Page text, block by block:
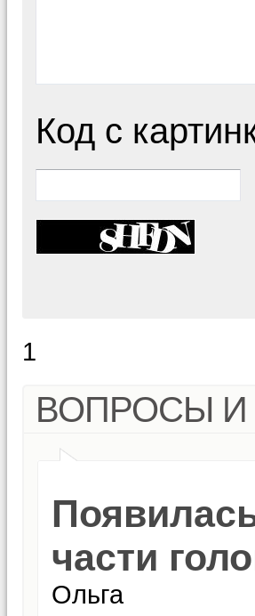
Код с
1
ВОПРОСЫ И
части
Ольга